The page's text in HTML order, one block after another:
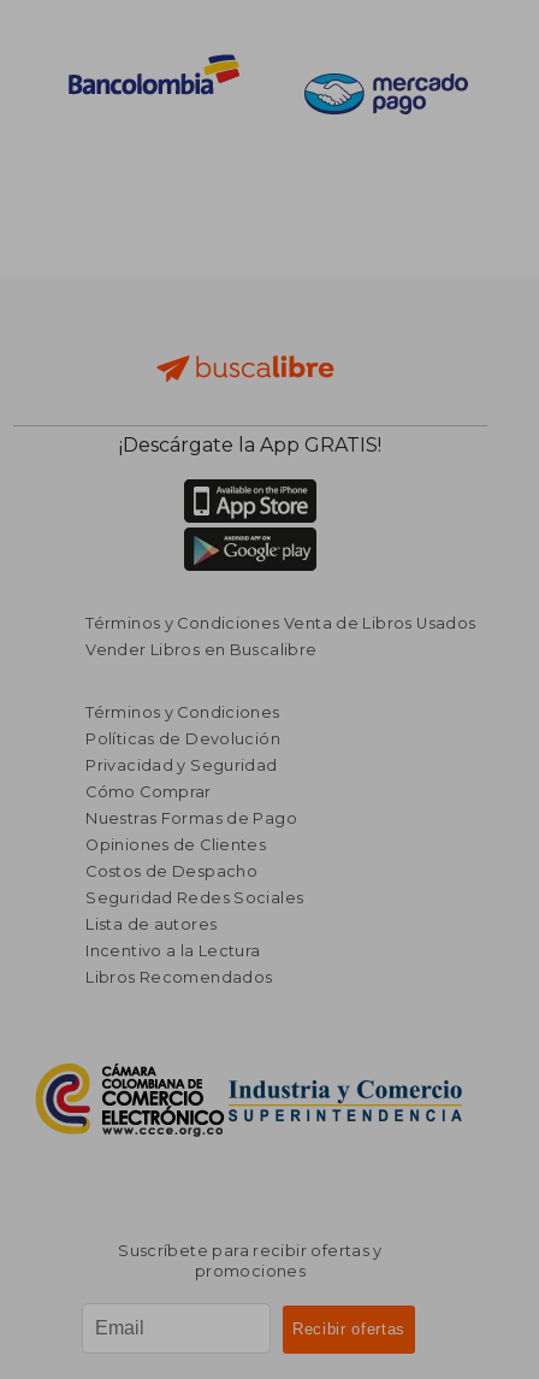
¡Descárgate la App GRATIS!
Términos y Condiciones Venta de Libros Usados
Vender Libros en Buscalibre
Términos y Condiciones
Políticas de Devolución
Privacidad y Seguridad
Cómo Comprar
Nuestras Formas de Pago
Opiniones de Clientes
Costos de Despacho
Seguridad Redes Sociales
Lista de autores
Incentivo a la Lectura
Libros Recomendados
Suscríbete para recibir ofertas y
promociones